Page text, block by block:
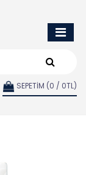
SEPETİM (0 / 0TL)